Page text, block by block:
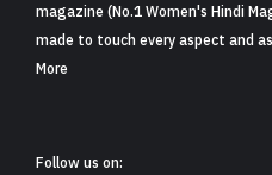
magazine (No.1 Women's Hindi
made to touch every aspect and
More
Follow us on: